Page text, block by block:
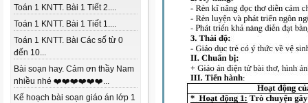
Toán 1 KNTT. Bài 1 Tiết 2....
Toán 1 KNTT. Bài 1 Tiết 1....
Toán 1 KNTT. Bài Các số từ 0
đến 10...
Bài soạn hay. Cảm ơn thầy Nam
nhiều nhé ❤️❤️❤️❤️❤️❤️...
Kế hoạch bài soạn giáo án lớp 1